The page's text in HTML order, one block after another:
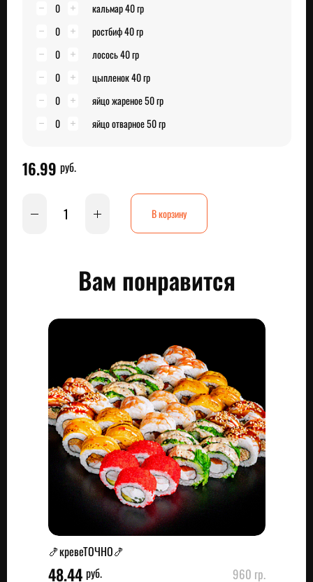
0
кальмар 40 гр
0
ростбиф 40 гр
0
лосось 40 гр
0
цыпленок 40 гр
0
яйцо жареное 50 гр
0
яйцо отварное 50 гр
16.99 руб.
В корзину
Вам понравится
🍤кревеТОЧНО🍤
48.44 руб. 960 гр.